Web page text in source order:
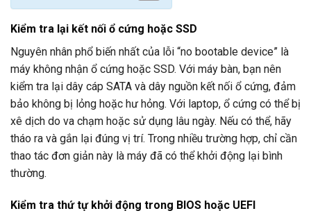
Kiểm tra lại kết nối ổ cứng hoặc SSD
Nguyên nhân phổ biến nhất của lỗi “no bootable device” là
máy không nhận ổ cứng hoặc SSD. Với máy bàn, bạn nên
kiểm tra lại dây cáp SATA và dây nguồn kết nối ổ cứng, đảm
bảo không bị lỏng hoặc hư hỏng. Với laptop, ổ cứng có thể bị
xê dịch do va chạm hoặc sử dụng lâu ngày. Nếu có thể, hãy
tháo ra và gắn lại đúng vị trí. Trong nhiều trường hợp, chỉ cần
thao tác đơn giản này là máy đã có thể khởi động lại bình
thường.
Kiểm tra thứ tự khởi động trong BIOS hoặc UEFI